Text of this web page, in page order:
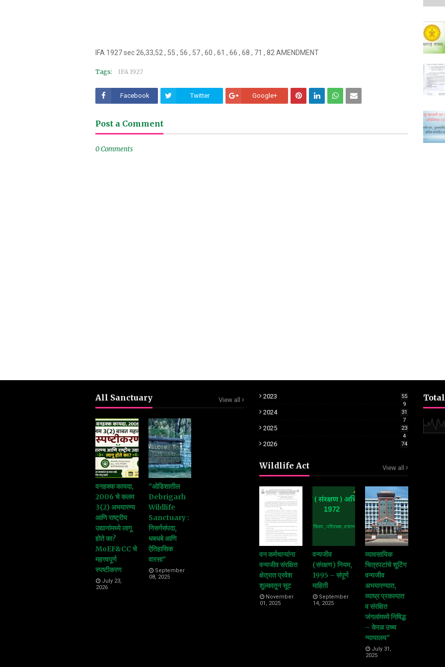
IFA 1927 sec 26,33,52 , 55 , 56 , 57 , 60 , 61 , 66 , 68 , 71 , 82 AMENDMENT
Tags: IFA 1927
Facebook Twitter Google+
Post a Comment
0 Comments
All Sanctuary View all
वनहक्क कायदा,
2006 चे कलम
3(2) अभयारण्य
आणि राष्ट्रीय
उद्यानांमध्ये लागू
होते का?
MoEF&CC चे
महत्त्वपूर्ण
स्पष्टीकरण
July 23,
2026
"ओडिशातील
Debrigarh
Wildlife
Sanctuary :
निसर्गसंपदा,
धबधबे आणि
ऐतिहासिक
वारसा"
September
08, 2025
2023
55
9
2024
31
7
2025
23
4
2026 74
Wildlife Act View all
वन कर्मचाऱ्यांना
वन्यजीव संरक्षित
क्षेत्रात प्रवेश
शुल्कातून सूट
November
01, 2025
वन्यजीव
(संरक्षण) नियम,
1995 – संपूर्ण
माहिती
September
14, 2025
व्यावसायिक
चित्रपटांचे शूटिंग
वन्यजीव
अभयारण्यात,
व्याघ्र प्रकल्पात
व संरक्षित
जंगलांमध्ये निषिद्ध
– केरळ उच्च
न्यायालय"
July 31,
2025